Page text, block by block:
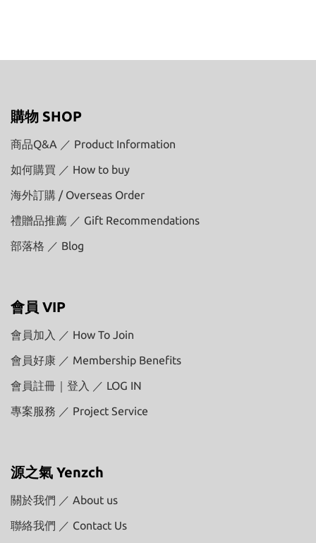
購物 SHOP
商品Q&A ／ Product Information
如何購買 ／ How to buy
海外訂購 / Overseas Order
禮贈品推薦 ／ Gift Recommendations
部落格 ／ Blog
會員 VIP
會員加入 ／ How To Join
會員好康 ／ Membership Benefits
會員註冊｜登入 ／ LOG IN
專案服務 ／ Project Service
源之氣 Yenzch
關於我們 ／ About us
聯絡我們 ／ Contact Us